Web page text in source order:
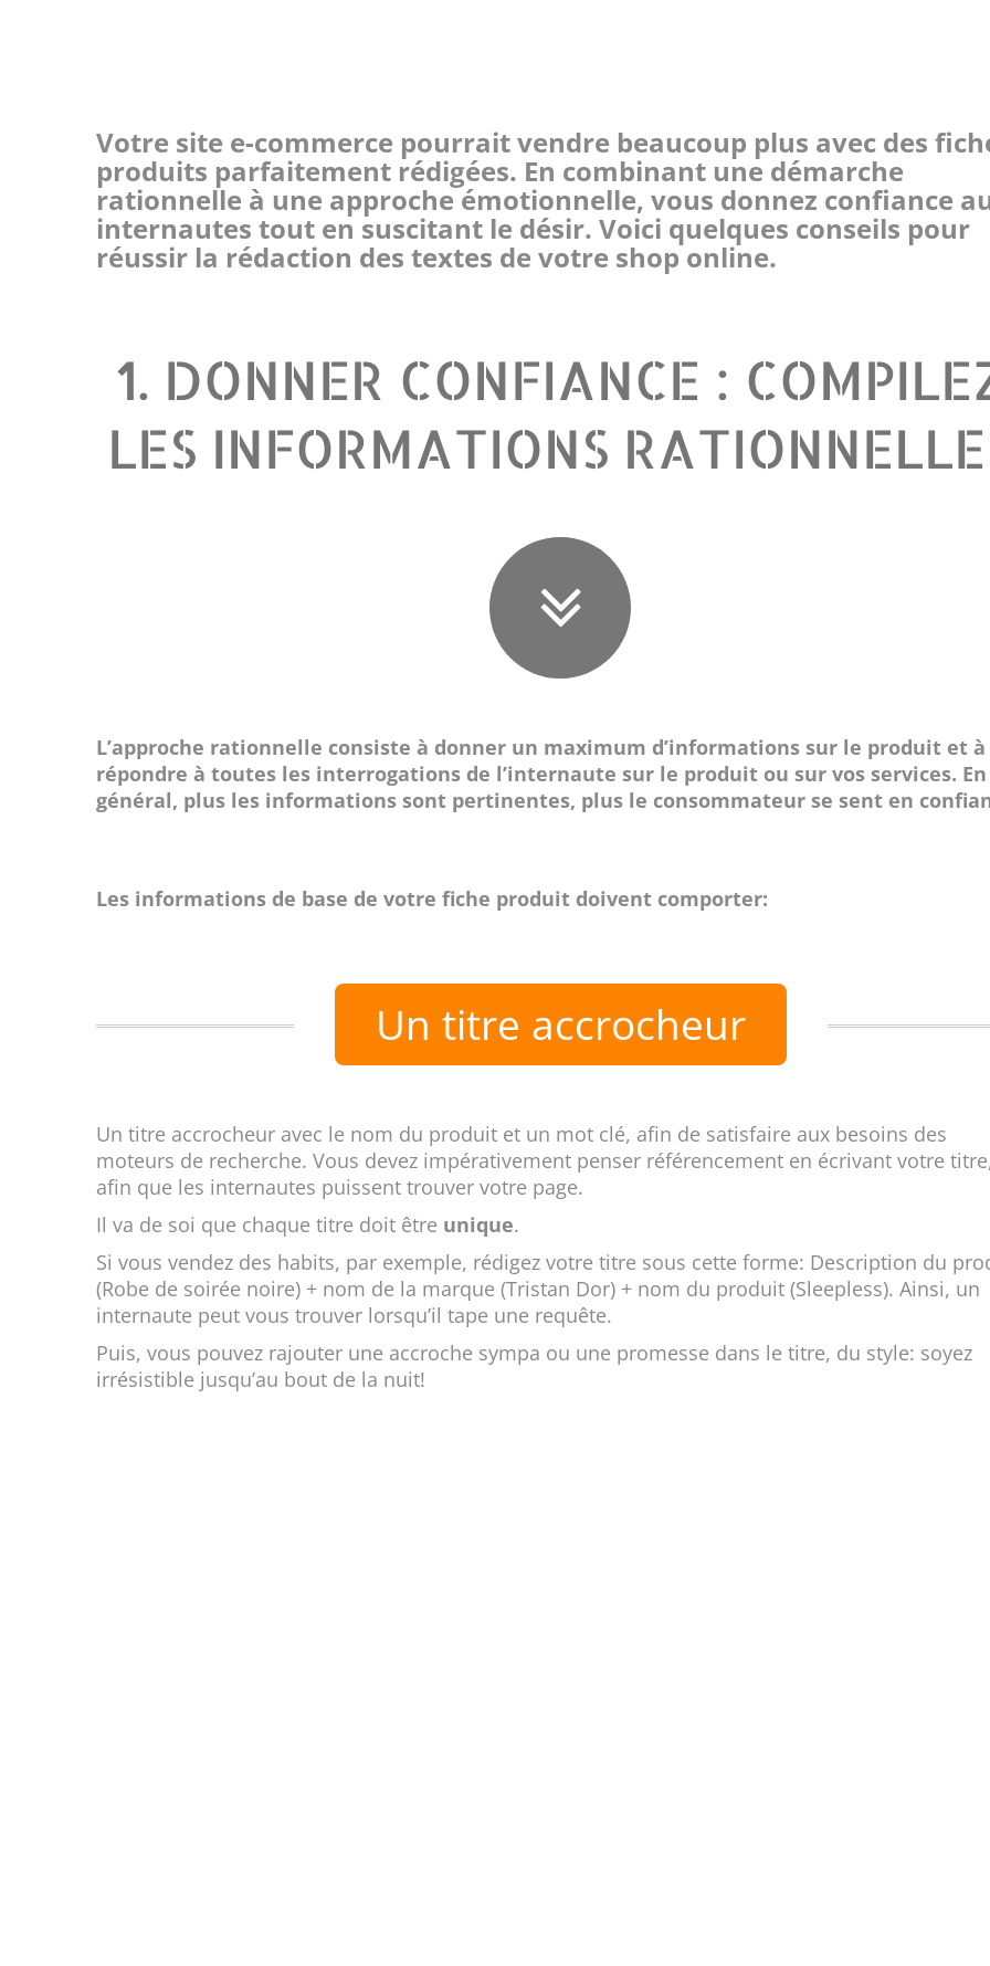
Votre site e-commerce pourrait vendre beaucoup plus avec des
produits parfaitement rédigées. En combinant une démarche
rationnelle à une approche émotionnelle, vous donnez confiance
internautes tout en suscitant le désir. Voici quelques conseils pour
réussir la rédaction des textes de votre shop online.
1. DONNER CONFIANCE :
LES INFORMATIONS
L’approche rationnelle consiste à donner un maximum d’informations sur le produit et à
répondre à toutes les interrogations de l’internaute sur le produit ou sur vos services. En
général, plus les informations sont pertinentes, plus le consommateur se sent en
Les informations de base de votre fiche produit doivent comporter:
Un titre accrocheur
Un titre accrocheur avec le nom du produit et un mot clé, afin de satisfaire aux besoins des
moteurs de recherche. Vous devez impérativement penser référencement en écrivant votre
afin que les internautes puissent trouver votre page.
Il va de soi que chaque titre doit être unique.
Si vous vendez des habits, par exemple, rédigez votre titre sous cette forme: Description du
(Robe de soirée noire) + nom de la marque (Tristan Dor) + nom du produit (Sleepless). Ainsi, un
internaute peut vous trouver lorsqu’il tape une requête.
Puis, vous pouvez rajouter une accroche sympa ou une promesse dans le titre, du style: soyez
irrésistible jusqu’au bout de la nuit!